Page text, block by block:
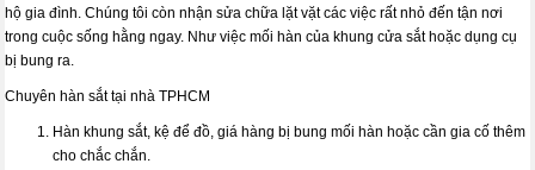
hộ gia đình. Chúng tôi còn nhận sửa chữa lặt vặt các việc rất nhỏ đến tận nơi
trong cuộc sống hằng ngay. Như việc mối hàn của khung cửa sắt hoặc dụng cụ
bị bung ra.
Chuyên hàn sắt tại nhà TPHCM
Hàn khung sắt, kệ để đồ, giá hàng bị bung mối hàn hoặc cần gia cố thêm
cho chắc chắn.